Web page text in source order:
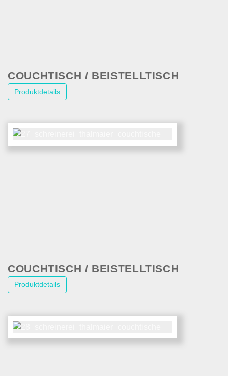
COUCHTISCH / BEISTELLTISCH
Produktdetails
COUCHTISCH / BEISTELLTISCH
Produktdetails